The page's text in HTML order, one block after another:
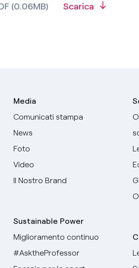
(0.06MB)
Scarica
Media
Comunicati stampa
News
Foto
Video
Il Nostro Brand
Sustainable Power
Miglioramento continuo
#AsktheProfessor